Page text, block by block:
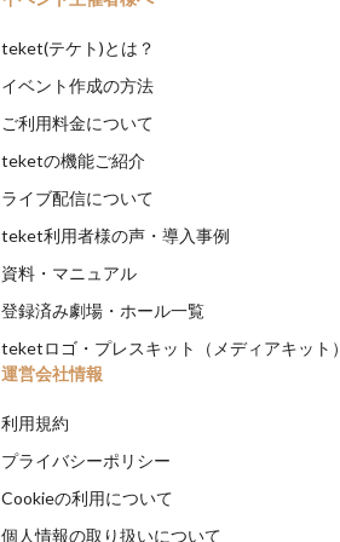
teket(テケト)とは？
イベント作成の方法
ご利用料金について
teketの機能ご紹介
ライブ配信について
teket利用者様の声・導入事例
資料・マニュアル
登録済み劇場・ホール一覧
teketロゴ・プレスキット（メディアキット）
運営会社情報
利用規約
プライバシーポリシー
Cookieの利用について
個人情報の取り扱いについて